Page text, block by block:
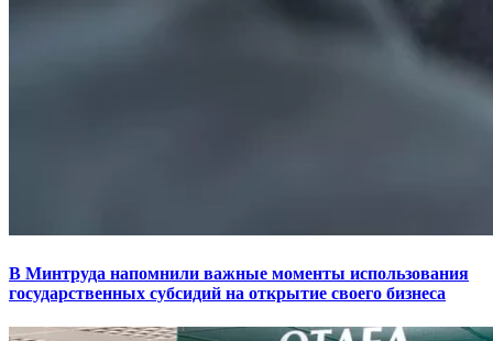
В Минтруда напомнили важные моменты использования
государственных субсидий на открытие своего бизнеса